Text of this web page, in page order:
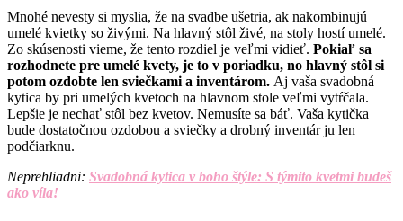
Mnohé nevesty si myslia, že na svadbe ušetria, ak nakombinujú
umelé kvietky so živými. Na hlavný stôl živé, na stoly hostí umelé.
Zo skúsenosti vieme, že tento rozdiel je veľmi vidieť. Pokiaľ sa
rozhodnete pre umelé kvety, je to v poriadku, no hlavný stôl si
potom ozdobte len sviečkami a inventárom. Aj vaša svadobná
kytica by pri umelých kvetoch na hlavnom stole veľmi vytŕčala.
Lepšie je nechať stôl bez kvetov. Nemusíte sa báť. Vaša kytička
bude dostatočnou ozdobou a sviečky a drobný inventár ju len
podčiarknu.
Neprehliadni: Svadobná kytica v boho štýle: S týmito kvetmi budeš
ako víla!